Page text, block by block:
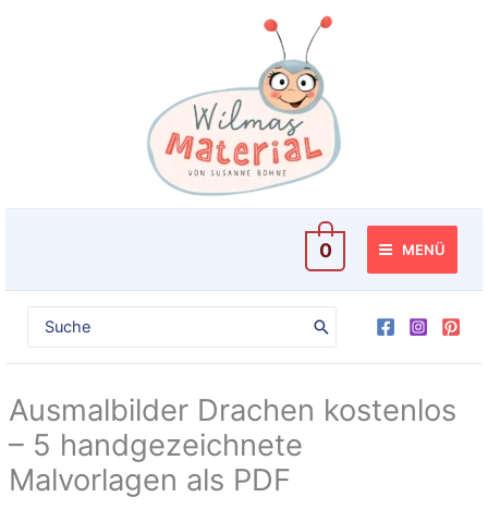
0 MENÜ
Search
for:
Ausmalbilder Drachen kostenlos
– 5 handgezeichnete
Malvorlagen als PDF